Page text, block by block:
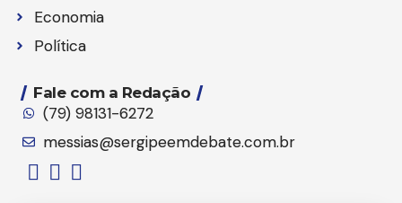
Economia
Política
Fale com a Redação
(79) 98131-6272
messias@sergipeemdebate.com.br